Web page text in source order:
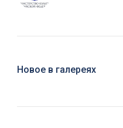
Новое в галереях